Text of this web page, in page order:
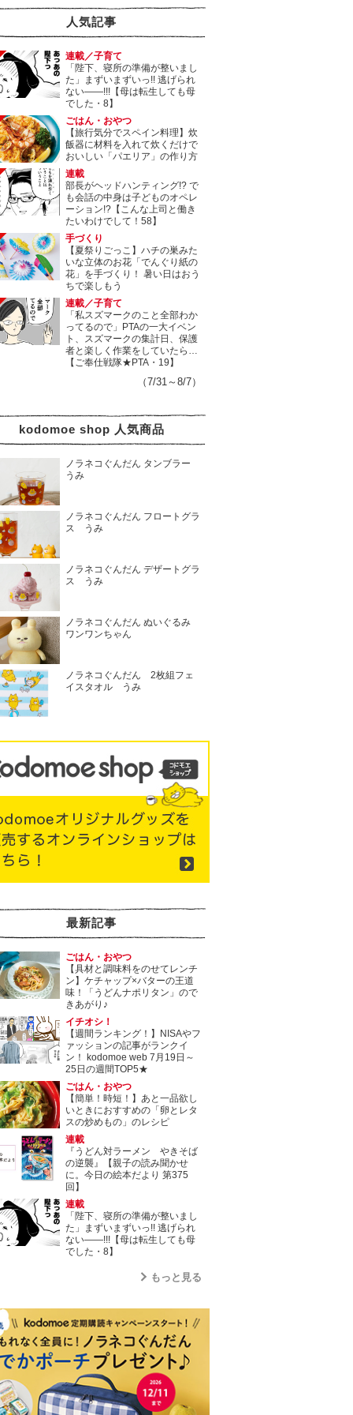
人気記事
連載／子育て
「陛下、寝所の準備が整いまし
た」まずいまずいっ!! 逃げられ
ない――!!!【母は転生しても母
でした・8】
ごはん・おやつ
【旅行気分でスペイン料理】炊
飯器に材料を入れて炊くだけで
おいしい「パエリア」の作り方
連載
部長がヘッドハンティング!? で
も会話の中身は子どものオペレ
ーション!?【こんな上司と働き
たいわけでして！58】
手づくり
【夏祭りごっこ】ハチの巣みた
いな立体のお花「でんぐり紙の
花」を手づくり！ 暑い日はおう
ちで楽しもう
連載／子育て
「私スズマークのこと全部わか
ってるので」PTAの一大イベン
ト、スズマークの集計日、保護
者と楽しく作業をしていたら…
【ご奉仕戦隊★PTA・19】
（7/31～8/7）
kodomoe shop 人気商品
ノラネコぐんだん タンブラー
うみ
ノラネコぐんだん フロートグラ
ス うみ
ノラネコぐんだん デザートグラ
ス うみ
ノラネコぐんだん ぬいぐるみ
ワンワンちゃん
ノラネコぐんだん 2枚組フェ
イスタオル うみ
最新記事
ごはん・おやつ
【具材と調味料をのせてレンチ
ン】ケチャップ×バターの王道
味！「うどんナポリタン」ので
きあがり♪
イチオシ！
【週間ランキング！】NISAやフ
ァッションの記事がランクイ
ン！ kodomoe web 7月19日～
25日の週間TOP5★
ごはん・おやつ
【簡単！時短！】あと一品欲し
いときにおすすめの「卵とレタ
スの炒めもの」のレシピ
連載
『うどん対ラーメン やきそば
の逆襲』【親子の読み聞かせ
に。今日の絵本だより 第375
回】
連載
「陛下、寝所の準備が整いまし
た」まずいまずいっ!! 逃げられ
ない――!!!【母は転生しても母
でした・8】
もっと見る